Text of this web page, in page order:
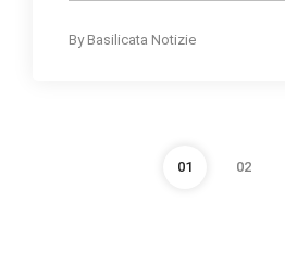
By Basilicata Notizie
01 02